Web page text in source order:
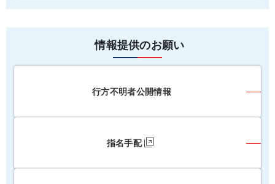
情報提供のお願い
行方不明者公開情報
指名手配